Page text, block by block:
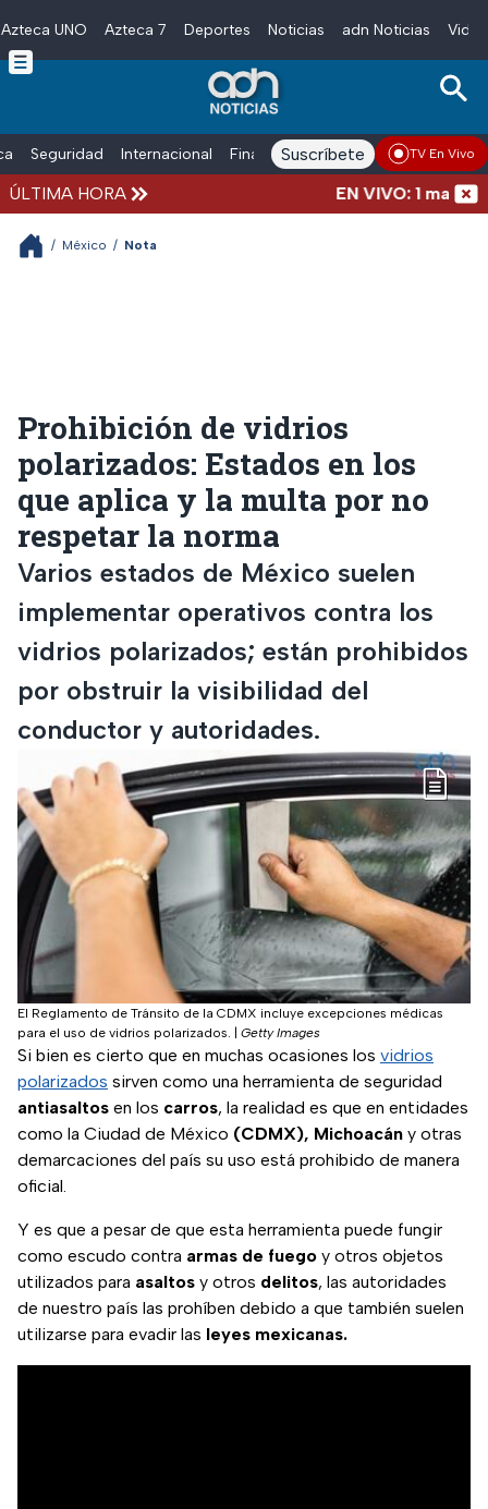
Skip to main content
Azteca UNO Azteca 7 Deportes Noticias adn Noticias
Seguridad Internacional Finanzas adn Noticias Radio
Suscríbete TV En Vivo
ÚLTIMA HORA EN VIVO: 1
/ México / Nota
Prohibición de vidrios
polarizados: Estados en los
que aplica y la multa por no
respetar la norma
Varios estados de México suelen
implementar operativos contra los
vidrios polarizados; están prohibidos
por obstruir la visibilidad del
conductor y autoridades.
El Reglamento de Tránsito de la CDMX incluye excepciones médicas
para el uso de vidrios polarizados.
Getty Images
Si bien es cierto que en muchas ocasiones los vidrios
polarizados sirven como una herramienta de seguridad
antiasaltos en los carros, la realidad es que en entidades
como la Ciudad de México (CDMX), Michoacán y otras
demarcaciones del país su uso está prohibido de manera
oficial.
Y es que a pesar de que esta herramienta puede fungir
como escudo contra armas de fuego y otros objetos
utilizados para asaltos y otros delitos, las autoridades
de nuestro país las prohíben debido a que también suelen
utilizarse para evadir las leyes mexicanas.